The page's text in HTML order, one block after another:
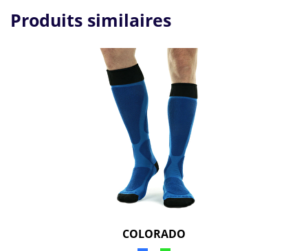
Produits similaires
COLORADO